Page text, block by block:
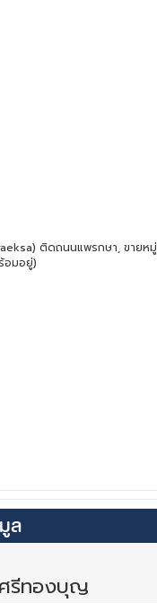
ติดถนนแพรกษา, ขาย
อมอยู่)
ล
รีทองบุญ